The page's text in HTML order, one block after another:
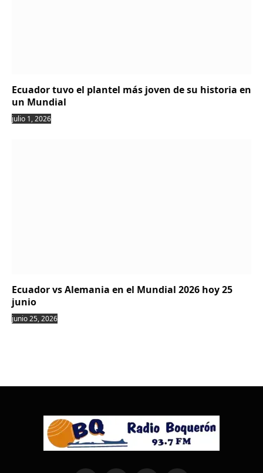
Ecuador tuvo el plantel más joven de su historia en
un Mundial
julio 1, 2026
Ecuador vs Alemania en el Mundial 2026 hoy 25
junio
junio 25, 2026